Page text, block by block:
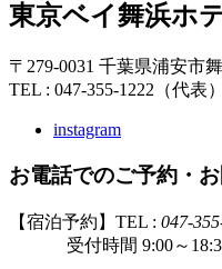
東京ベイ舞浜ホ
〒279-0031 千葉県浦安市
TEL : 047-355-1222（代表）
instagram
お電話でのご予約・
【宿泊予約】TEL : 047-
受付時間 9:00～